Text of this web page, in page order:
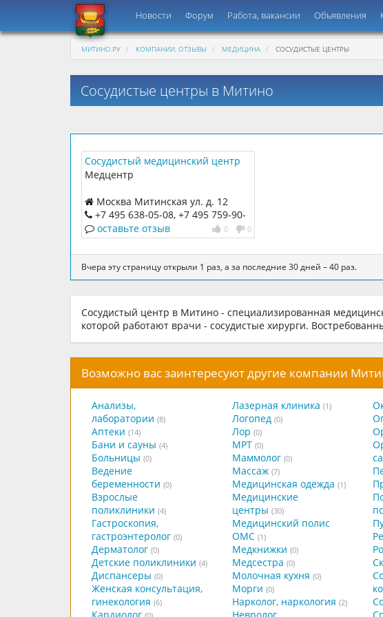
Новости Форум Работа, вакансии Объявления
МИТИНО.РУ КОМПАНИИ, ОТЗЫВЫ МЕДИЦИНА СОСУДИСТЫЕ ЦЕНТРЫ
Сосудистые центры в Митино
Сосудистый медицинский центр
Медцентр
Москва Митинская ул. д. 12
+7 495 638‑05-08, +7 495 759‑90-
15
0 0
оставьте отзыв
Вчера эту страницу открыли 1 раз, а за последние 30 дней – 40 раз.
Сосудистый центр в Митино - специализированная
которой работают врачи - сосудистые хирурги.
Возможно вас заинтересуют другие компании
Анализы,
лаборатории (8)
Аптеки (14)
Бани и сауны (4)
Больницы (0)
Ведение
беременности (0)
Взрослые
поликлиники (4)
Гастроскопия,
гастроэнтеролог (0)
Дерматолог (0)
Детские поликлиники (4)
Диспансеры (0)
Женская консультация,
гинекология (6)
Лазерная клиника (1)
Логопед (0)
Лор (0)
МРТ (0)
Маммолог (0)
Массаж (7)
Медицинская одежда (1)
Медицинские
центры (30)
Медицинский полис
ОМС (1)
Медкнижки (0)
Медсестра (0)
Молочная кухня (0)
Морги (0)
Нарколог, наркология (2)